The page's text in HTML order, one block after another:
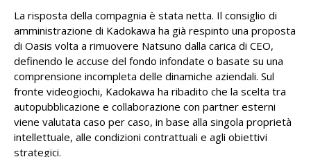
La risposta della compagnia è stata netta. Il consiglio di
amministrazione di Kadokawa ha già respinto una proposta
di Oasis volta a rimuovere Natsuno dalla carica di CEO,
definendo le accuse del fondo infondate o basate su una
comprensione incompleta delle dinamiche aziendali. Sul
fronte videogiochi, Kadokawa ha ribadito che la scelta tra
autopubblicazione e collaborazione con partner esterni
viene valutata caso per caso, in base alla singola proprietà
intellettuale, alle condizioni contrattuali e agli obiettivi
strategici.